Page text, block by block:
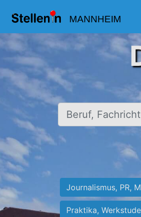
MANNHEIM
Beruf, Fachrichtung,
Journalismus, PR,
Praktika,